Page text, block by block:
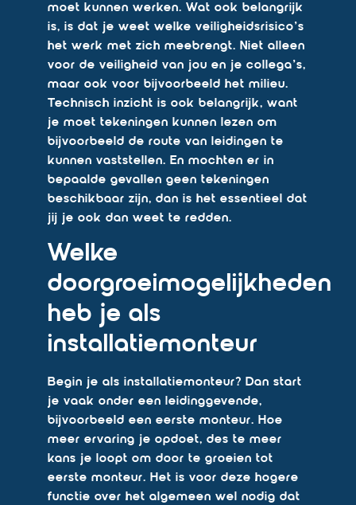
moet kunnen werken. Wat ook belangrijk
is, is dat je weet welke veiligheidsrisico’s
het werk met zich meebrengt. Niet alleen
voor de veiligheid van jou en je collega’s,
maar ook voor bijvoorbeeld het milieu.
Technisch inzicht is ook belangrijk, want
je moet tekeningen kunnen lezen om
bijvoorbeeld de route van leidingen te
kunnen vaststellen. En mochten er in
bepaalde gevallen geen tekeningen
beschikbaar zijn, dan is het essentieel dat
jij je ook dan weet te redden.
Welke
doorgroeimogelijkheden
heb je als
installatiemonteur
Begin je als installatiemonteur? Dan start
je vaak onder een leidinggevende,
bijvoorbeeld een eerste monteur. Hoe
meer ervaring je opdoet, des te meer
kans je loopt om door te groeien tot
eerste monteur. Het is voor deze hogere
functie over het algemeen wel nodig dat